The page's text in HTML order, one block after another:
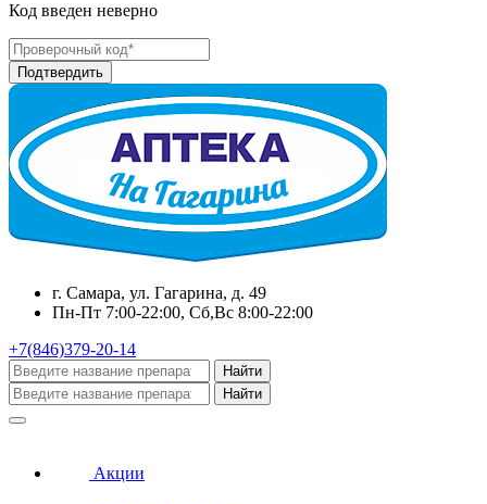
Код введен неверно
г. Самара, ул. Гагарина, д. 49
Пн-Пт 7:00-22:00, Сб,Вс 8:00-22:00
+7(846)379-20-14
Найти
Найти
Акции